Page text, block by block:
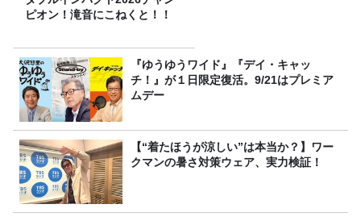
ピオン！滝音にこねくと！！
『ゆうゆうワイド』『デイ・キャッ
チ！』が１日限定復活。9/21はプレミア
ムデー
【“着たほうが涼しい”は本当か？】ワー
クマンの暑さ対策ウェア、実力検証！